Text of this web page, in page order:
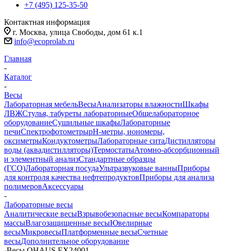
+7 (495) 125-35-50
Контактная информация
г. Москва, улица Свободы, дом 61 к.1
info@ecoprolab.ru
Главная
-
Каталог
-
Весы
Лабораторная мебельВесыАнализаторы влажностиШкафы
ЛВЖСтулья, табуреты лабораторныеОбщелабораторное
оборудованиеСушильные шкафыЛабораторные
печиСпектрофотометрыpH-метры, иономеры,
оксиметрыКондуктометрыЛабораторные ситаДистилляторы
воды (аквадистилляторы)ТермостатыАтомно-абсорбционный
и элементный анализСтандартные образцы
(ГСО)Лабораторная посудаУльтразвуковые ванныПриборы
для контроля качества нефтепродуктовПриборы для анализа
полимеровАксессуары
-
Лабораторные весы
Аналитические весыВзрывобезопасные весыКомпараторы
массыВлагозащищенные весыЮвелирные
весыМикровесыПлатформенные весыСчетные
весыДополнительное оборудование